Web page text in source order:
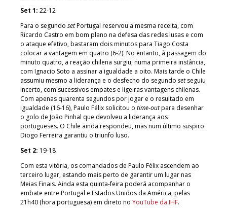
Set 1: 22-12
Para o segundo setPortugal reservou a mesma receita, com
Ricardo Castro em bom plano na defesa das redes lusas e com
o ataque efetivo, bastaram dois minutos para Tiago Costa
colocar a vantagem em quatro (6-2). No entanto, à passagem do
minuto quatro, a reação chilena surgiu, numa primeira instância,
com Ignacio Soto a assinar a igualdade a oito. Mais tarde o Chile
assumiu mesmo a liderança e o desfecho do segundo setseguiu
incerto, com sucessivos empates e ligeiras vantagens chilenas.
Com apenas quarenta segundos por jogar e o resultado em
igualdade (16-16), Paulo Félix solicitou o time-outpara desenhar
o golo de João Pinhal que devolveu a liderança aos
portugueses. O Chile ainda respondeu, mas num último suspiro
Diogo Ferreira garantiu o triunfo luso.
Set 2: 19-18
Com esta vitória, os comandados de Paulo Félix ascendem ao
terceiro lugar, estando mais perto de garantir um lugar nas
Meias Finais. Ainda esta quinta-feira poderá acompanhar o
embate entre Portugal e Estados Unidos da América, pelas
21h40 (hora portuguesa) em direto no YouTube da IHF.